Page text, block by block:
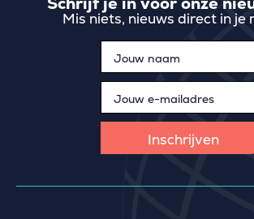
Mis niets, nieuws direct in je